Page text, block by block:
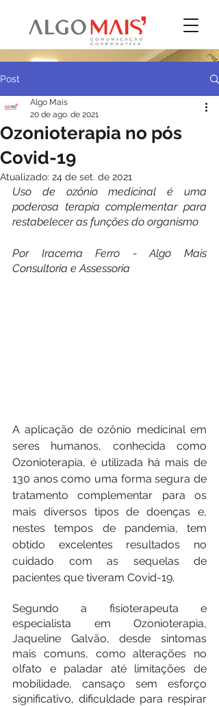
Post
Ozonioterapia no pós
Covid-19
Algo Mais
20 de ago. de 2021
Atualizado: 24 de set. de 2021
Uso de ozônio medicinal é uma
poderosa terapia complementar para
restabelecer as funções do organismo
Por Iracema Ferro - Algo Mais
Consultoria e Assessoria
A aplicação de ozônio medicinal em
seres humanos, conhecida como
Ozonioterapia, é utilizada há mais de
130 anos como uma forma segura de
tratamento complementar para os
mais diversos tipos de doenças e,
nestes tempos de pandemia, tem
obtido excelentes resultados no
cuidado com as sequelas de
pacientes que tiveram Covid-19.
Segundo a fisioterapeuta e
especialista em Ozonioterapia,
Jaqueline Galvão, desde sintomas
mais comuns, como alterações no
olfato e paladar até limitações de
mobilidade, cansaço sem esforço
significativo, dificuldade para respirar